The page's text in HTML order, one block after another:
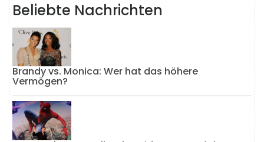
Beliebte Nachrichten
Brandy vs. Monica: Wer hat das höhere
Vermögen?